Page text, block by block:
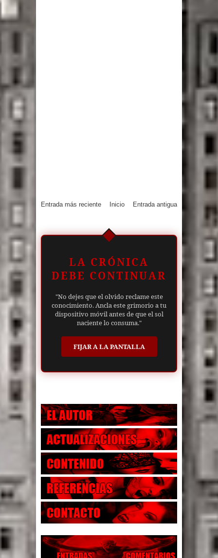
Entrada más reciente Entrada antigua
Inicio
LA CRÓNICA
DEBE CONTINUAR
"No dejes que el olvido reclame este
conocimiento. Ancla este grimorio a tu
dispositivo móvil antes de que el sol
naciente lo consuma."
FIJAR A LA PANTALLA